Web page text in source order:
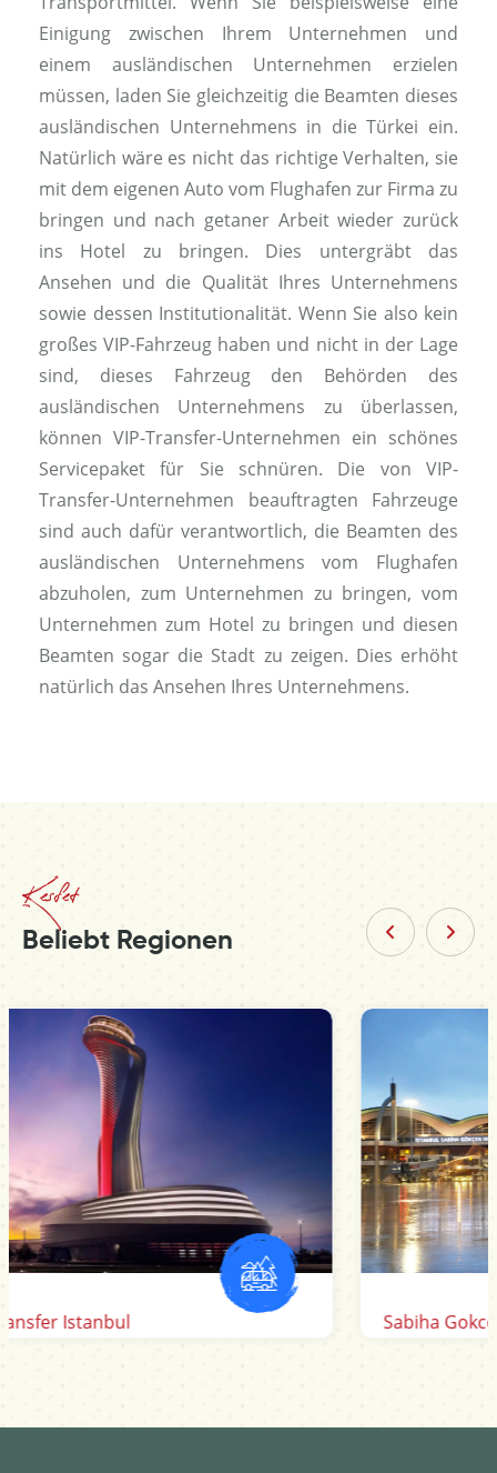
Einigung zwischen Ihrem Unternehmen und
einem ausländischen Unternehmen erzielen
müssen, laden Sie gleichzeitig die Beamten dieses
ausländischen Unternehmens in die Türkei ein.
Natürlich wäre es nicht das richtige Verhalten, sie
mit dem eigenen Auto vom Flughafen zur Firma zu
bringen und nach getaner Arbeit wieder zurück
ins Hotel zu bringen. Dies untergräbt das
Ansehen und die Qualität Ihres Unternehmens
sowie dessen Institutionalität. Wenn Sie also kein
großes VIP-Fahrzeug haben und nicht in der Lage
sind, dieses Fahrzeug den Behörden des
ausländischen Unternehmens zu überlassen,
können VIP-Transfer-Unternehmen ein schönes
Servicepaket für Sie schnüren. Die von VIP-
Transfer-Unternehmen beauftragten Fahrzeuge
sind auch dafür verantwortlich, die Beamten des
ausländischen Unternehmens vom Flughafen
abzuholen, zum Unternehmen zu bringen, vom
Unternehmen zum Hotel zu bringen und diesen
Beamten sogar die Stadt zu zeigen. Dies erhöht
natürlich das Ansehen Ihres Unternehmens.
Kesfet
Beliebt Regionen
Sabiha Gokcen Flughafen transfer